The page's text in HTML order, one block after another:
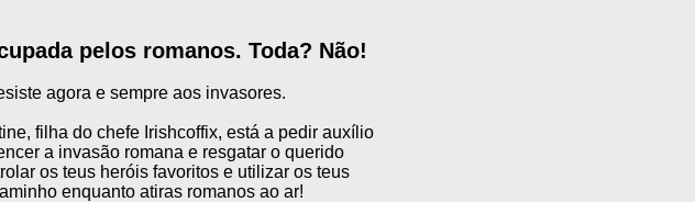
pelos romanos. Toda? Não!
agora e sempre aos invasores.
filha do chefe Irishcoffix, está a pedir auxílio
a invasão romana e resgatar o querido
os teus heróis favoritos e utilizar os teus
enquanto atiras romanos ao ar!